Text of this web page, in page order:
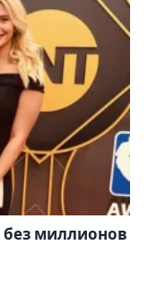
миллионов